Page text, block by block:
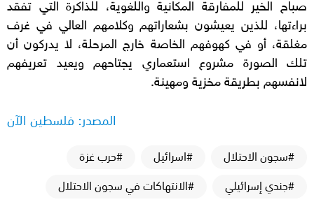
براءتها، للذين يعيشون بشعاراتهم وكلامهم العالي في غرف
مغلقة، أو في كهوفهم الخاصة خارج المرحلة، لا يدركون أن
تلك الصورة مشروع استعماري يجتاحهم ويعيد تعريفهم
لانفسهم بطريقة مخزية ومهينة.
المصدر: فلسطين الآن
#سجون الاحتلال #اسرائيل
#حرب غزة
#جندي إسرائيلي
#الانتهاكات في سجون الاحتلال